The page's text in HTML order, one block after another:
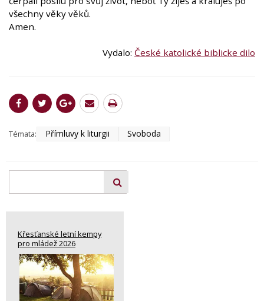
všechny věky věků.
Amen.
Vydalo: České katolické biblicke dilo
Témata: Přímluvy k liturgii Svoboda
Křesťanské letní kempy
pro mládež 2026